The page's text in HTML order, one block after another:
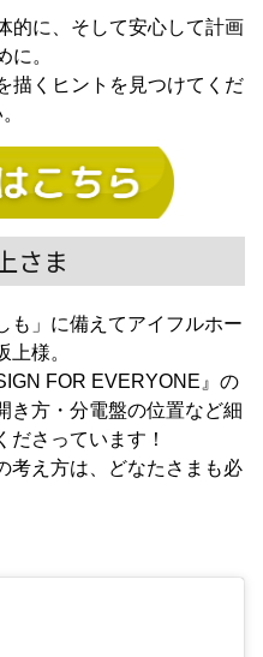
的に、そして安心して計画
に。
描くヒントを見つけてくだ
さま
も」に備えてアイフルホー
様。
FOR EVERYONE』の
き方・分電盤の位置など細
ださっています！
考え方は、どなたさまも必